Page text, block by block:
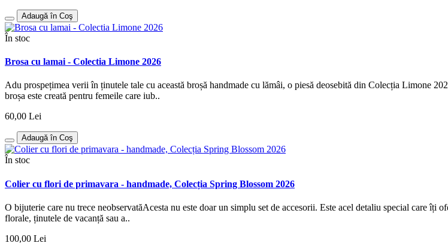
Adaugă în Coş
În stoc
Brosa cu lamai - Colectia Limone 2026
Adu prospețimea verii în ținutele tale cu această broșă handmade cu lămâi, o piesă deosebită din Colecția Limone
broșa este creată pentru femeile care iub..
60,00 Lei
Adaugă în Coş
În stoc
Colier cu flori de primavara - handmade, Colecția Spring Blossom 2026
O bijuterie care nu trece neobservatăAcesta nu este doar un simplu set de accesorii. Este acel detaliu special care
florale, ținutele de vacanță sau a..
100,00 Lei